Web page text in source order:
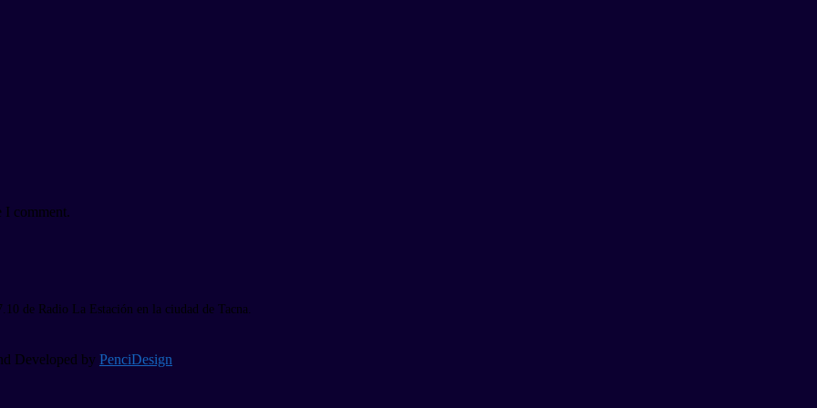
I comment.
de Radio La Estación en la ciudad de Tacna.
Developed by PenciDesign